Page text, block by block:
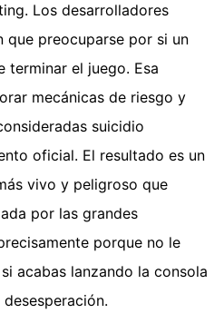
Los desarrolladores
que preocuparse por si un
terminar el juego. Esa
mecánicas de riesgo y
suicidio
oficial. El resultado es un
vivo y peligroso que
por las grandes
porque no le
acabas lanzando la consola